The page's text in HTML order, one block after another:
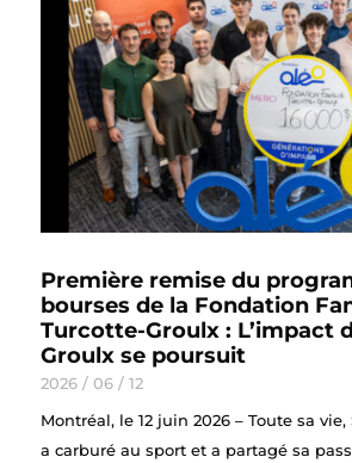
Première remise du
bourses de la Fondation
Turcotte-Groulx : L’impact
Groulx se poursuit
2026 / 06 / 12
Montréal, le 12 juin 2026 – Toute sa
a carburé au sport et a partagé sa